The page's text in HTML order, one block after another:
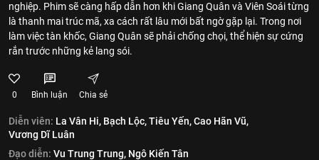
nghiệp. Phim sẽ càng hấp dẫn hơn khi Giang Quân và Viên Soái từng
là thanh mai trúc mã, xa cách rất lâu mới bất ngờ gặp lại. Trong nơi
làm việc tàn khốc, Giang Quân sẽ phải chống chọi, thể hiện sự cứng
rắn trước những kẻ lang sói.
0 Bình luận Chia sẻ
Diễn viên: La Vân Hi, Bạch Lộc,Tiêu Yến,Cao Hãn Vũ,
Vương Dĩ Luân
Đạo diễn: Vu Trung Trung, Ngô Kiến Tân